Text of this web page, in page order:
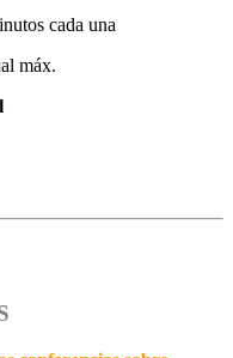
cada una
máx.